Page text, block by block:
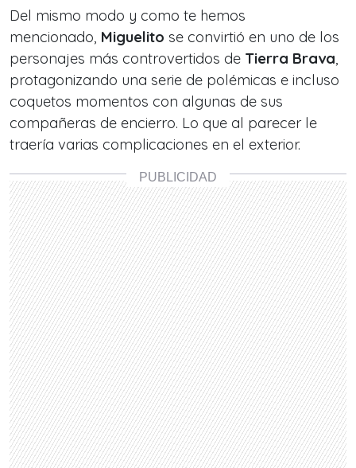
Del mismo modo y como te hemos
mencionado, Miguelito se convirtió en uno de los
personajes más controvertidos de Tierra Brava,
protagonizando una serie de polémicas e incluso
coquetos momentos con algunas de sus
compañeras de encierro. Lo que al parecer le
traería varias complicaciones en el exterior.